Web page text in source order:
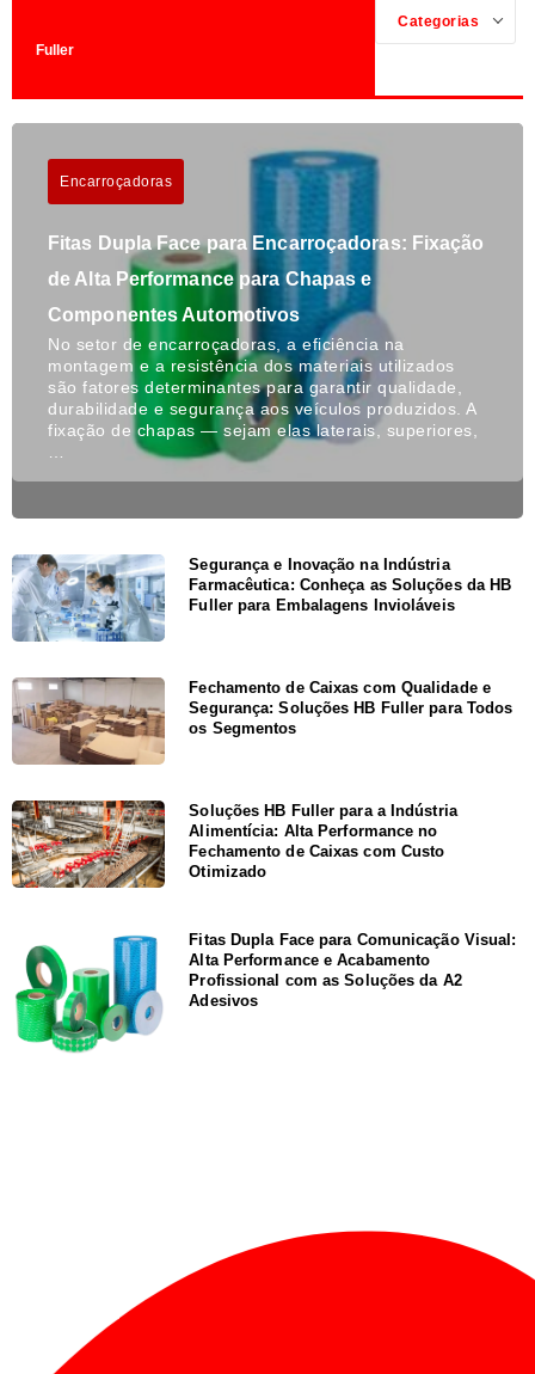
Fuller
Categorias
Encarroçadoras
Fitas Dupla Face para Encarroçadoras: Fixação
de Alta Performance para Chapas e
Componentes Automotivos
No setor de encarroçadoras, a eficiência na
montagem e a resistência dos materiais utilizados
são fatores determinantes para garantir qualidade,
durabilidade e segurança aos veículos produzidos. A
fixação de chapas — sejam elas laterais, superiores,
Segurança e Inovação na Indústria
Farmacêutica: Conheça as Soluções da HB
Fuller para Embalagens Invioláveis
Fechamento de Caixas com Qualidade e
Segurança: Soluções HB Fuller para Todos
os Segmentos
Soluções HB Fuller para a Indústria
Alimentícia: Alta Performance no
Fechamento de Caixas com Custo
Otimizado
Fitas Dupla Face para Comunicação Visual:
Alta Performance e Acabamento
Profissional com as Soluções da A2
Adesivos